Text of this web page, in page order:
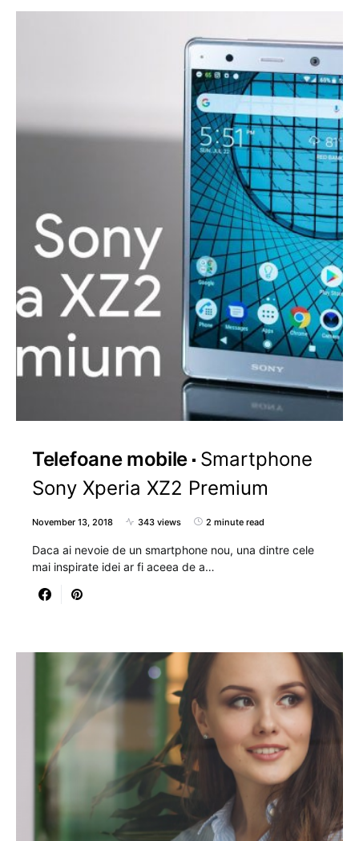
Telefoane mobile Smartphone
Sony Xperia XZ2 Premium
November 13, 2018 343 views 2 minute read
Daca ai nevoie de un smartphone nou, una dintre cele
mai inspirate idei ar fi aceea de a…